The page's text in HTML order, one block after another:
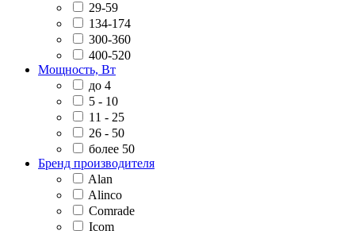
29-59
134-174
300-360
400-520
Мощность, Вт
до 4
5 - 10
11 - 25
26 - 50
более 50
Бренд производителя
Alan
Alinco
Comrade
Icom